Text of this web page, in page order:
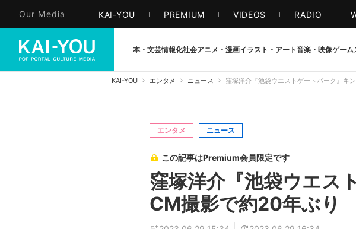
Our Media KAI-YOU PREMIUM VIDEOS RADIO
本・文芸情報化社会アニメ・漫画イラスト・アート音楽・映像ゲーム
KAI-YOU エンタメ ニュース 窪塚洋介『池袋ウエストゲートパーク』キ
エンタメ ニュース
この記事はPremium会員限定です
窪塚洋介『池袋ウエス
CM撮影で約20年ぶり